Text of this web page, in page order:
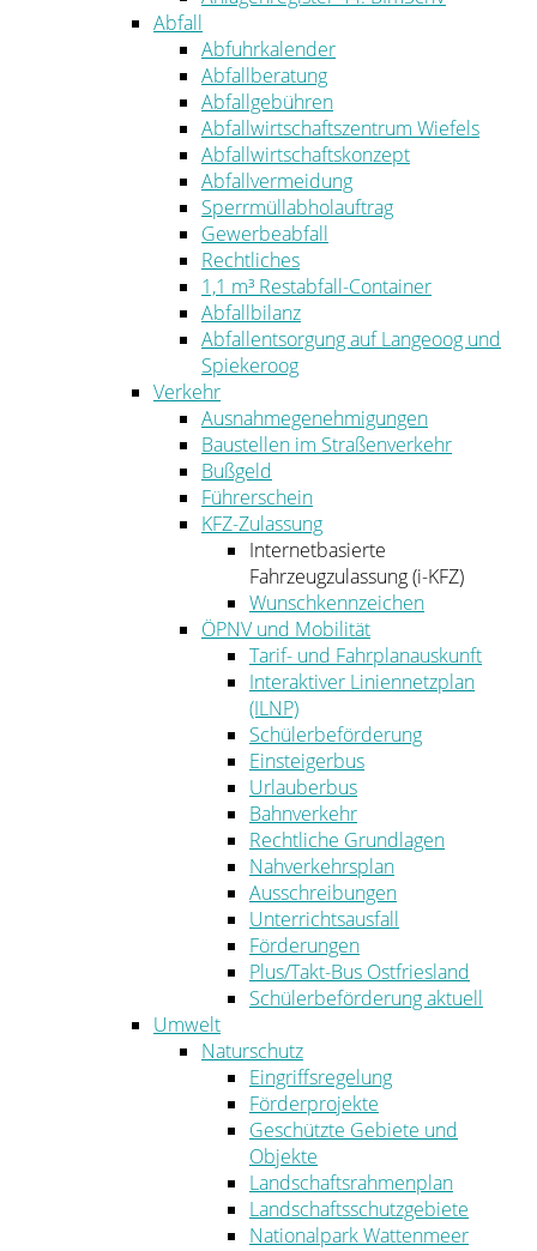
Abfall
Abfuhrkalender
Abfallberatung
Abfallgebühren
Abfallwirtschaftszentrum Wiefels
Abfallwirtschaftskonzept
Abfallvermeidung
Sperrmüllabholauftrag
Gewerbeabfall
Rechtliches
1,1 m³ Restabfall-Container
Abfallbilanz
Abfallentsorgung auf Langeoog und
Spiekeroog
Verkehr
Ausnahmegenehmigungen
Baustellen im Straßenverkehr
Bußgeld
Führerschein
KFZ-Zulassung
Internetbasierte
Fahrzeugzulassung (i-KFZ)
Wunschkennzeichen
ÖPNV und Mobilität
Tarif- und Fahrplanauskunft
Interaktiver Liniennetzplan
(ILNP)
Schülerbeförderung
Einsteigerbus
Urlauberbus
Bahnverkehr
Rechtliche Grundlagen
Nahverkehrsplan
Ausschreibungen
Unterrichtsausfall
Förderungen
Plus/Takt-Bus Ostfriesland
Schülerbeförderung aktuell
Umwelt
Naturschutz
Eingriffsregelung
Förderprojekte
Geschützte Gebiete und
Objekte
Landschaftsrahmenplan
Landschaftsschutzgebiete
Nationalpark Wattenmeer